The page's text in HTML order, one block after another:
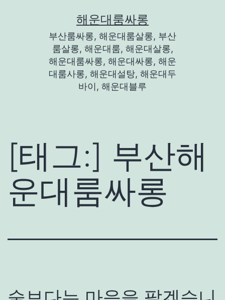
해운대룸싸롱
부산룸싸롱, 해운대룸살롱, 부산
룸살롱, 해운대룸, 해운대살롱,
해운대룸싸롱, 해운대싸롱, 해운
대룸사롱, 해운대설탕, 해운대두
바이, 해운대블루
[태그:] 부산해
운대룸싸롱